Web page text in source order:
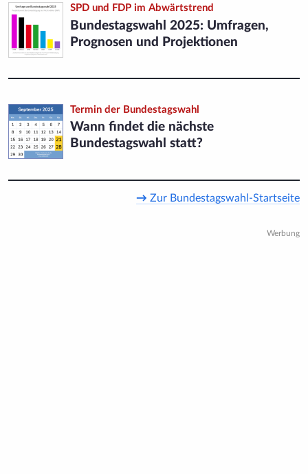
SPD und FDP im Abwärtstrend
Bundestagswahl 2025: Umfragen,
Prognosen und Projektionen
Termin der Bundestagswahl
Wann findet die nächste
Bundestagswahl statt?
→ Zur Bundestagswahl-Startseite
Werbung